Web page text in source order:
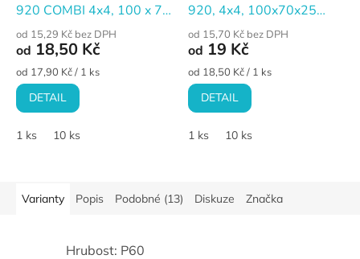
920 COMBI 4x4, 100 x 70
x 25 mm, hr. 36 (COARSE)
od 15,29 Kč bez DPH
od 18,50 Kč
Měrná
cena:
od 17,90 Kč / 1 ks
DETAIL
1 ks 10 ks
920, 4x4, 100x70x25
mm, P36 (COARSE)
od 15,70 Kč bez DPH
od 19 Kč
Měrná
cena:
od 18,50 Kč / 1 ks
DETAIL
1 ks 10 ks
Varianty Popis Podobné (13) Diskuze Značka
Hrubost: P60